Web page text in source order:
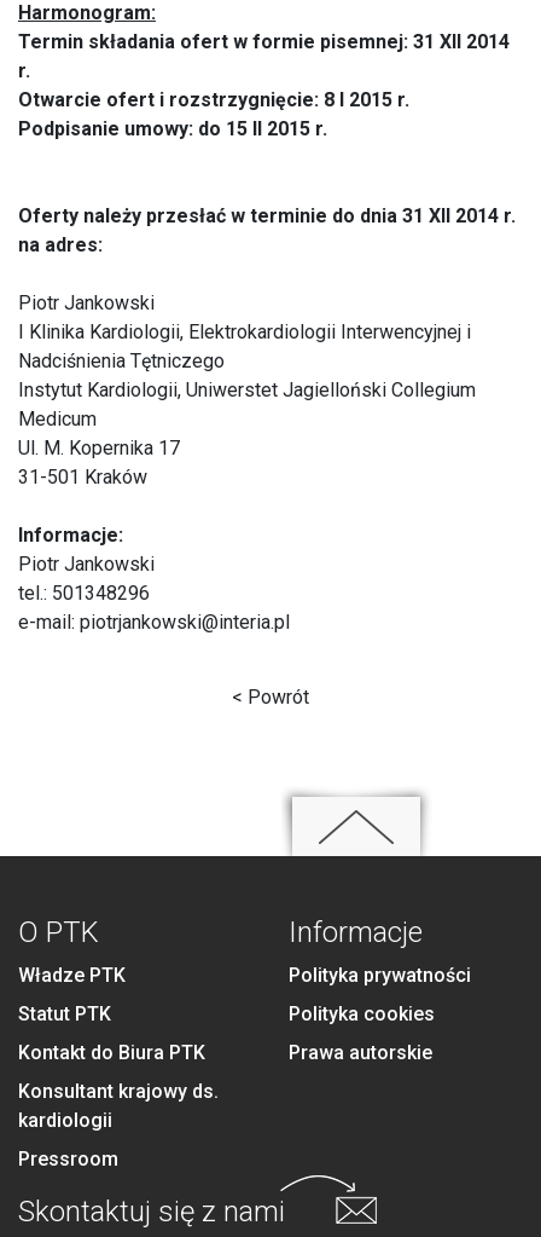
Harmonogram:
Termin składania ofert w formie pisemnej: 31 XII 2014
r.
Otwarcie ofert i rozstrzygnięcie: 8 I 2015 r.
Podpisanie umowy: do 15 II 2015 r.
Oferty należy przesłać w terminie do dnia 31 XII 2014 r.
na adres:
Piotr Jankowski
I Klinika Kardiologii, Elektrokardiologii Interwencyjnej i
Nadciśnienia Tętniczego
Instytut Kardiologii, Uniwerstet Jagielloński Collegium
Medicum
Ul. M. Kopernika 17
31-501 Kraków
Informacje:
Piotr Jankowski
tel.: 501348296
e-mail: piotrjankowski@interia.pl
< Powrót
O PTK
Władze PTK
Statut PTK
Kontakt do Biura PTK
Konsultant krajowy ds.
kardiologii
Pressroom
Informacje
Polityka prywatności
Polityka cookies
Prawa autorskie
Skontaktuj się z nami